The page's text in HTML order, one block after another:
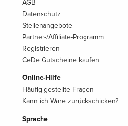
AGB
Datenschutz
Stellenangebote
Partner-/Affiliate-Programm
Registrieren
CeDe Gutscheine kaufen
Online-Hilfe
Häufig gestellte Fragen
Kann ich Ware zurückschicken?
Sprache